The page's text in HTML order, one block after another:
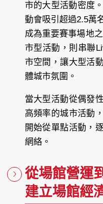
市的大型活動密度
動會吸引超過2.5萬
成為重要賽事場地
市型活動，則串聯
市空間，讓大型活
體城市氛圍。
當大型活動從偶發
高頻率的城市活動
開始從單點活動，
網絡。
從場館營運
建立場館經